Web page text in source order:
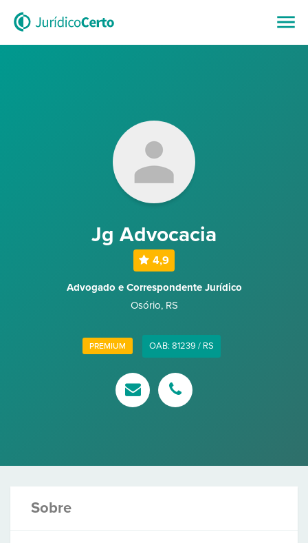
Jg Advocacia
4,9
Advogado e Correspondente Jurídico
Osório, RS
PREMIUM OAB: 81239 / RS
Sobre